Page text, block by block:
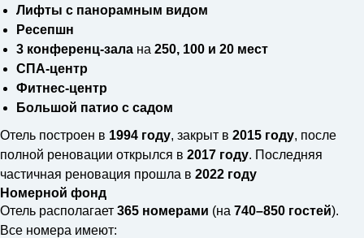
Лифты с панорамным видом
Ресепшн
3 конференц-зала на 250, 100 и 20 мест
СПА-центр
Фитнес-центр
Большой патио с садом
Отель построен в 1994 году, закрыт в 2015 году, после
полной реновации открылся в 2017 году. Последняя
частичная реновация прошла в 2022 году
Номерной фонд
Отель располагает 365 номерами (на 740–850 гостей).
Все номера имеют: